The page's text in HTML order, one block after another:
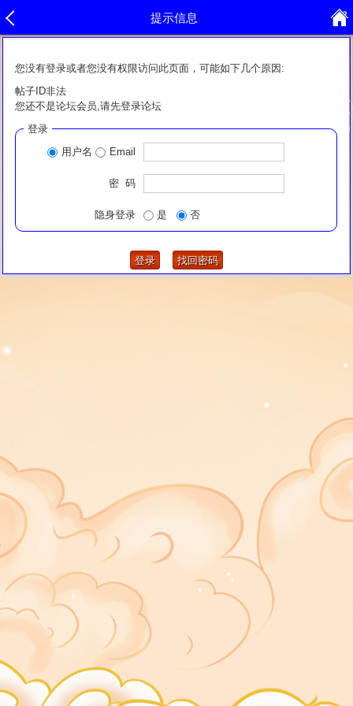
提示信息
您没有登录或者您没有权限访问此页面，可能如下几个原因:
帖子ID非法
您还不是论坛会员,请先登录论坛
登录
用户名
Email
密 码
隐身登录 是 否